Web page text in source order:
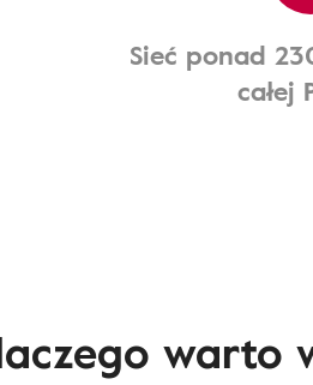
Sieć ponad
całej
warto